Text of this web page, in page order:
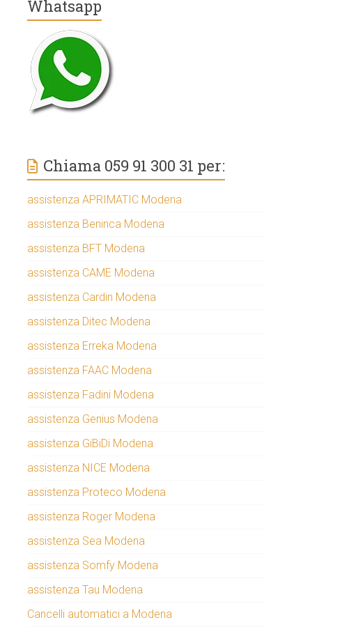
Whatsapp
Chiama 059 91 300 31 per:
assistenza APRIMATIC Modena
assistenza Beninca Modena
assistenza BFT Modena
assistenza CAME Modena
assistenza Cardin Modena
assistenza Ditec Modena
assistenza Erreka Modena
assistenza FAAC Modena
assistenza Fadini Modena
assistenza Genius Modena
assistenza GiBiDi Modena
assistenza NICE Modena
assistenza Proteco Modena
assistenza Roger Modena
assistenza Sea Modena
assistenza Somfy Modena
assistenza Tau Modena
Cancelli automatici a Modena